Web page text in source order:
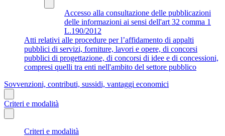
Accesso alla consultazione delle pubblicazioni
delle informazioni ai sensi dell'art 32 comma 1
L.190/2012
Atti relativi alle procedure per l’affidamento di appalti
pubblici di servizi, forniture, lavori e opere, di concorsi
pubblici di progettazione, di concorsi di idee e di concessioni,
compresi quelli tra enti nell'ambito del settore pubblico
Sovvenzioni, contributi, sussidi, vantaggi economici
Criteri e modalità
Criteri e modalità